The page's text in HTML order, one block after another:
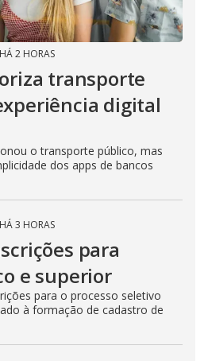
HÁ 2 HORAS
transporte
digital
o transporte público, mas
dos apps de bancos
HÁ 3 HORAS
para
e superior
para o processo seletivo
à formação de cadastro de